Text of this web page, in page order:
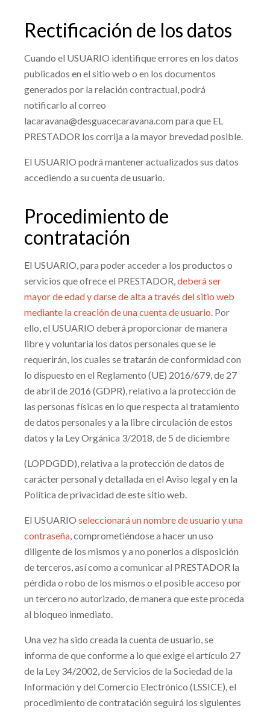
Rectificación de los datos
Cuando el USUARIO identifique errores en los datos
publicados en el sitio web o en los documentos
generados por la relación contractual, podrá
notificarlo al correo
lacaravana@desguacecaravana.com para que EL
PRESTADOR los corrija a la mayor brevedad posible.
El USUARIO podrá mantener actualizados sus datos
accediendo a su cuenta de usuario.
Procedimiento de
contratación
El USUARIO, para poder acceder a los productos o
servicios que ofrece el PRESTADOR,deberá ser
mayor de edad y darse de alta a través del sitio web
mediante la creación de una cuenta de usuario. Por
ello, el USUARIO deberá proporcionar de manera
libre y voluntaria los datos personales que se le
requerirán, los cuales se tratarán de conformidad con
lo dispuesto en el Reglamento (UE) 2016/679, de 27
de abril de 2016 (GDPR), relativo a la protección de
las personas físicas en lo que respecta al tratamiento
de datos personales y a la libre circulación de estos
datos y la Ley Orgánica 3/2018, de 5 de diciembre
(LOPDGDD), relativa a la protección de datos de
carácter personal y detallada en el Aviso legal y en la
Política de privacidad de este sitio web.
El USUARIO seleccionará un nombre de usuario y una
contraseña, comprometiéndose a hacer un uso
diligente de los mismos y a no ponerlos a disposición
de terceros, así como a comunicar al PRESTADOR la
pérdida o robo de los mismos o el posible acceso por
un tercero no autorizado, de manera que este proceda
al bloqueo inmediato.
Una vez ha sido creada la cuenta de usuario, se
informa de que conforme a lo que exige el artículo 27
de la Ley 34/2002, de Servicios de la Sociedad de la
Información y del Comercio Electrónico (LSSICE), el
procedimiento de contratación seguirá los siguientes